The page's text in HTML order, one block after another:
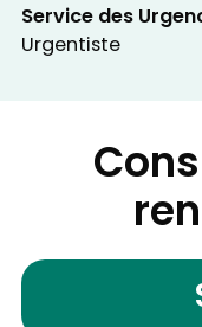
Service des
Urgentiste